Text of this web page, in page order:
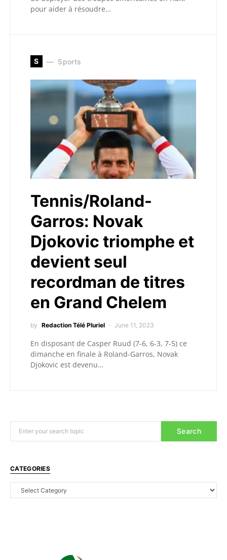
pour aider à résoudre…
S Sports
Tennis/Roland-
Garros: Novak
Djokovic triomphe et
devient seul
recordman de titres
en Grand Chelem
by Redaction Télé Pluriel June 11, 2023
En disposant de Casper Ruud (7-6, 6-3, 7-5) ce
dimanche en finale à Roland-Garros, Novak
Djokovic est devenu…
Search
CATEGORIES